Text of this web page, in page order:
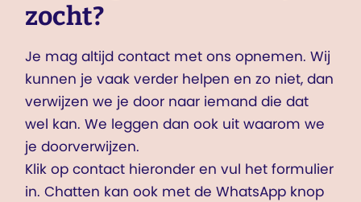
zocht?
Je mag altijd contact met ons opnemen. Wij
kunnen je vaak verder helpen en zo niet, dan
verwijzen we je door naar iemand die dat
wel kan. We leggen dan ook uit waarom we
je doorverwijzen.
Klik op contact hieronder en vul het formulier
in. Chatten kan ook met de WhatsApp knop